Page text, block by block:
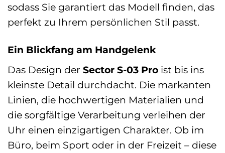
sodass Sie garantiert das Modell finden, das
perfekt zu Ihrem persönlichen Stil passt.
Ein Blickfang am Handgelenk
Das Design der Sector S-03 Pro ist bis ins
kleinste Detail durchdacht. Die markanten
Linien, die hochwertigen Materialien und
die sorgfältige Verarbeitung verleihen der
Uhr einen einzigartigen Charakter. Ob im
Büro, beim Sport oder in der Freizeit – diese